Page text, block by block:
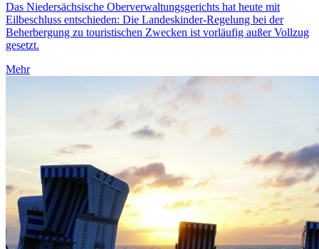
Das Niedersächsische Oberverwaltungsgerichts hat heute mit
Eilbeschluss entschieden: Die Landeskinder-Regelung bei der
Beherbergung zu touristischen Zwecken ist vorläufig außer Vollzug
gesetzt.
Mehr